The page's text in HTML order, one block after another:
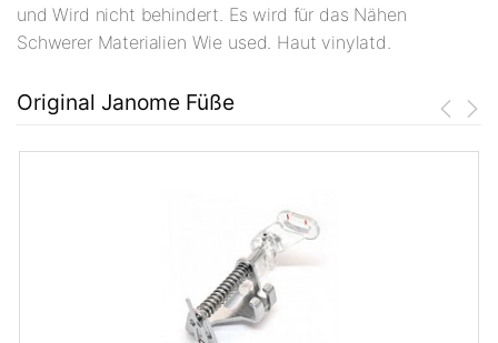
und Wird nicht behindert. Es wird für das Nähen
Schwerer Materialien Wie used. Haut vinylatd.
Original Janome Füße